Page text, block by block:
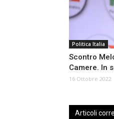
Politica Italia
Scontro
Camere. In
16 Ottobre 2022
Articoli